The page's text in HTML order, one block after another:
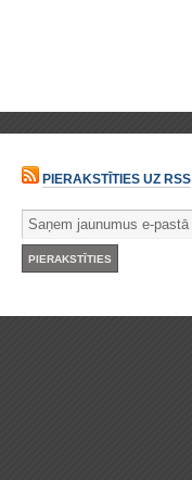
PIERAKSTĪTIES UZ RSS